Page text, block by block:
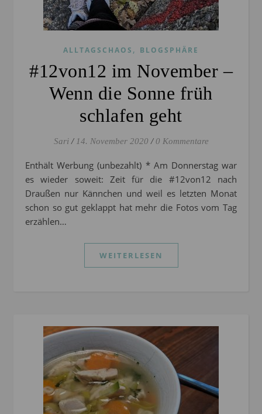
ALLTAGSCHAOS , BLOGSPHÄRE
#12von12 im November –
Wenn die Sonne früh
schlafen geht
Sari / 14. November 2020 / 0 Kommentare
Enthält Werbung (unbezahlt) * Am Donnerstag war
es wieder soweit: Zeit für die #12von12 nach
Draußen nur Kännchen und weil es letzten Monat
schon so gut geklappt hat mehr die Fotos vom Tag
erzählen…
WEITERLESEN